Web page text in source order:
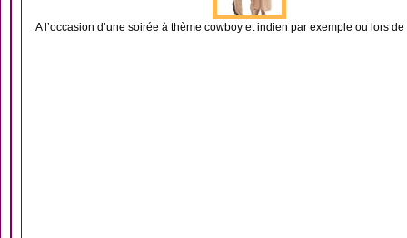
A l’occasion d’une soirée à thème cowboy et indien par exemple ou lors de